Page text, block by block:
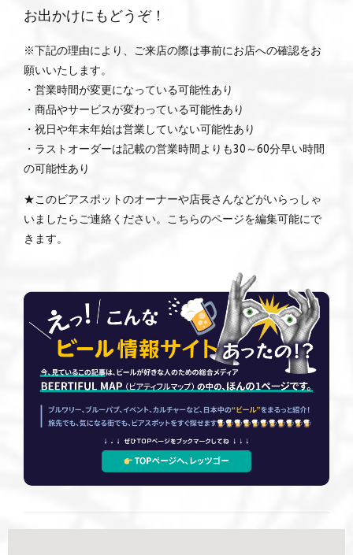
お出かけにもどうぞ！
※下記の理由により、ご来店の際は事前にお店への確認をお
願いいたします。
・営業時間が変更になっている可能性あり
・商品やサービスが変わっている可能性あり
・祝日や年末年始は営業していない可能性あり
・ラストオーダーは記載の営業時間よりも30～60分早い時間
の可能性あり
★このビアスポットのオーナーや店長さんなどがいらっしゃ
いましたらご連絡ください。こちらのページを編集可能にで
きます。